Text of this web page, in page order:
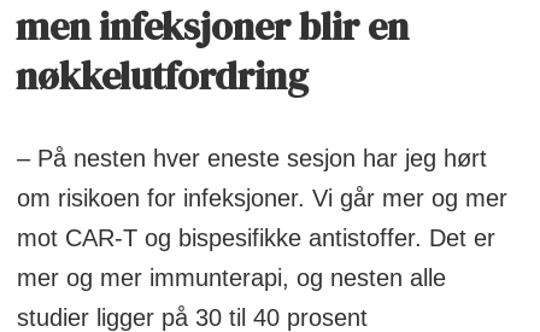
men infeksjoner blir en
nøkkelutfordring
– På nesten hver eneste sesjon har jeg hørt
om risikoen for infeksjoner. Vi går mer og mer
mot CAR-T og bispesifikke antistoffer. Det er
mer og mer immunterapi, og nesten alle
studier ligger på 30 til 40 prosent